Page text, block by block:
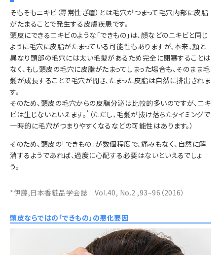
そもそもニキビ（尋常性ざ瘡）とは毛穴がつまって毛穴内部に皮脂
がたまることで発生する皮膚疾患です。
頭皮にできるニキビのような「できもの」は、顔などのニキビと同じ
ように毛穴に皮脂がたまっている可能性もありますが、本来、顔と
異なり頭部の毛穴には太い毛髪があるため完全に閉塞することは
なく、もし頭皮の毛穴に皮脂がたまってしまった場合も、そのまま毛
髪が成長することで毛穴が開き、たまった皮脂は自然に排出されま
す。
そのため、頭皮の毛穴からの皮脂分泌は比較的多いのですが、ニキ
ビは生じないといえます。* （ただし、毛髪が抜け落ちたタイミングで
一時的に毛穴がつまりやすくなるなどの可能性はあります。）
そのため、頭皮の「できもの」が数個程度で、痛みもなく、自然に解
消するようであれば、過度に心配する必要はないといえるでしょ
う。
*伊藤,日本香粧品学会誌 Vol.40, No.2 ,93–96（2016）
頭皮ならではの「できもの」の悪化要因